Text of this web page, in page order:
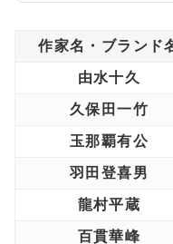
作家名・ブランド
由水十久
久保田一竹
玉那覇有公
羽田登喜男
龍村平蔵
百貫華峰